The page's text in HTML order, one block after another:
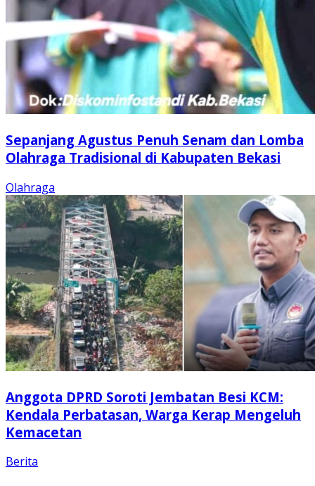
Sepanjang Agustus Penuh Senam dan Lomba
Olahraga Tradisional di Kabupaten Bekasi
Olahraga
Anggota DPRD Soroti Jembatan Besi KCM:
Kendala Perbatasan, Warga Kerap Mengeluh
Kemacetan
Berita